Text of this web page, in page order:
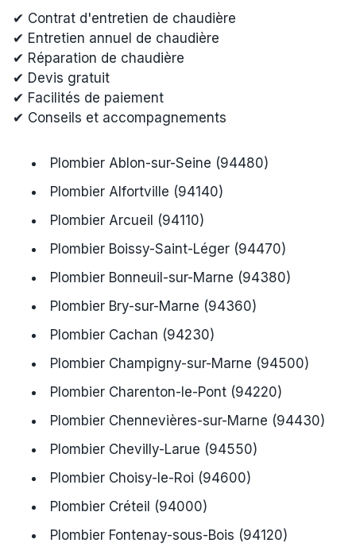
✔ Contrat d'entretien de chaudière
✔ Entretien annuel de chaudière
✔ Réparation de chaudière
✔ Devis gratuit
✔ Facilités de paiement
✔ Conseils et accompagnements
Plombier Ablon-sur-Seine (94480)
Plombier Alfortville (94140)
Plombier Arcueil (94110)
Plombier Boissy-Saint-Léger (94470)
Plombier Bonneuil-sur-Marne (94380)
Plombier Bry-sur-Marne (94360)
Plombier Cachan (94230)
Plombier Champigny-sur-Marne (94500)
Plombier Charenton-le-Pont (94220)
Plombier Chennevières-sur-Marne (94430)
Plombier Chevilly-Larue (94550)
Plombier Choisy-le-Roi (94600)
Plombier Créteil (94000)
Plombier Fontenay-sous-Bois (94120)